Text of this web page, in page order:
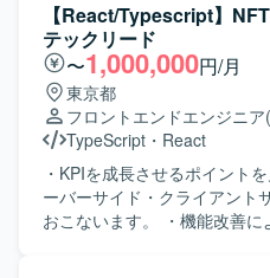
【React/Typescript】
テックリード
〜1,000,000円/月
東京都
フロントエンドエンジニア
TypeScript ・ React
・KPIを成長させるポイント
ーバーサイド・クライアント
おこないます。 ・機能改善